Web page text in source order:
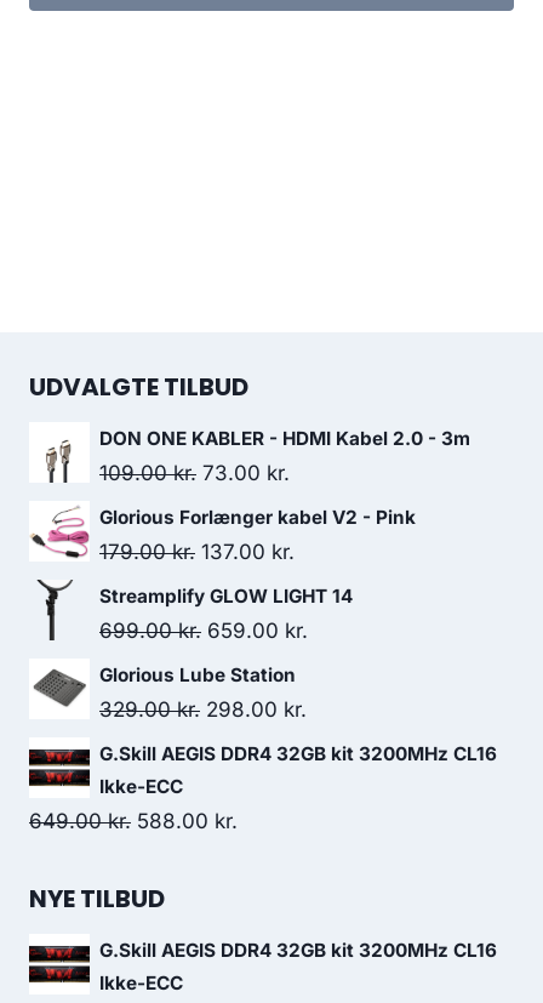
UDVALGTE TILBUD
DON ONE KABLER - HDMI Kabel 2.0 - 3m
109.00kr. Original
price
was:
73.00 kr.
price
is:
Glorious Forlænger kabel V2 - Pink
179.00kr. Original
price
was:
137.00 kr.
price
is:
Streamplify GLOW LIGHT 14
699.00kr. Original
price
was:
659.00 kr.
Glorious Lube Station
329.00kr. Original
price
329.00 kr..
298.00 kr.
price
G.Skill AEGIS DDR4 32GB kit 3200MHz CL16
Ikke-ECC
649.00kr. Original
was:
588.00 kr.
NYE TILBUD
G.Skill AEGIS DDR4 32GB kit 3200MHz CL16
Ikke-ECC